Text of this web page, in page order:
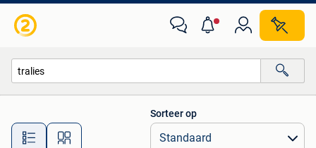
Alle afstanden…
Sorteer op